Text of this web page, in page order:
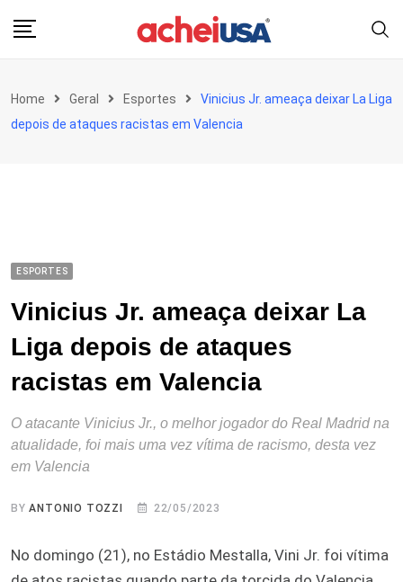
Home Geral Esportes
Vinicius Jr. ameaça deixar La Liga
depois de ataques racistas em Valencia
ESPORTES
Vinicius Jr. ameaça deixar La
Liga depois de ataques
racistas em Valencia
O atacante Vinicius Jr., o melhor jogador do Real Madrid na
atualidade, foi mais uma vez vítima de racismo, desta vez
em Valencia
BYANTONIO TOZZI 22/05/2023
No domingo (21), no Estádio Mestalla, Vini Jr. foi vítima